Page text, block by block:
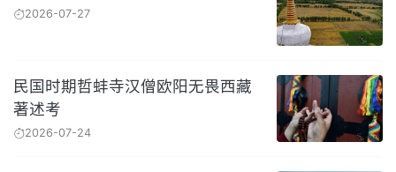
2026-07-27
民国时期哲蚌寺汉僧欧阳无畏西藏
著述考
2026-07-24